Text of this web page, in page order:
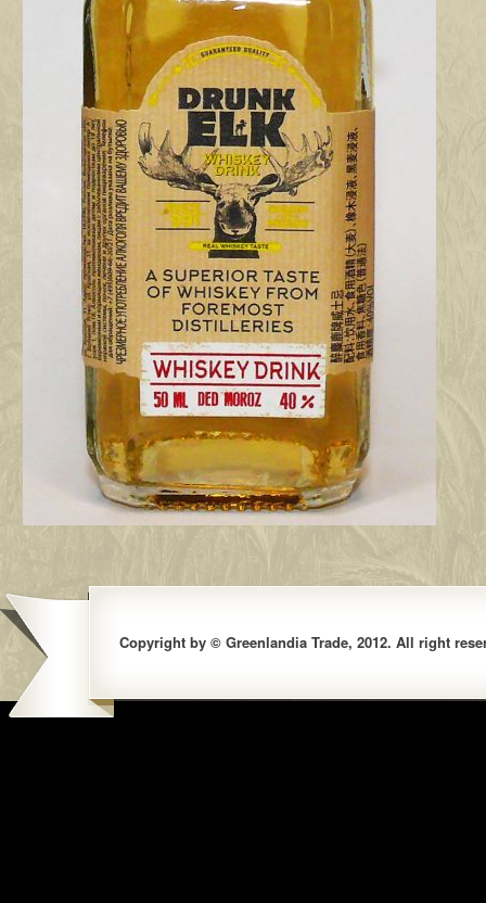
Copyright by © Greenlandia Trade, 2012. All right